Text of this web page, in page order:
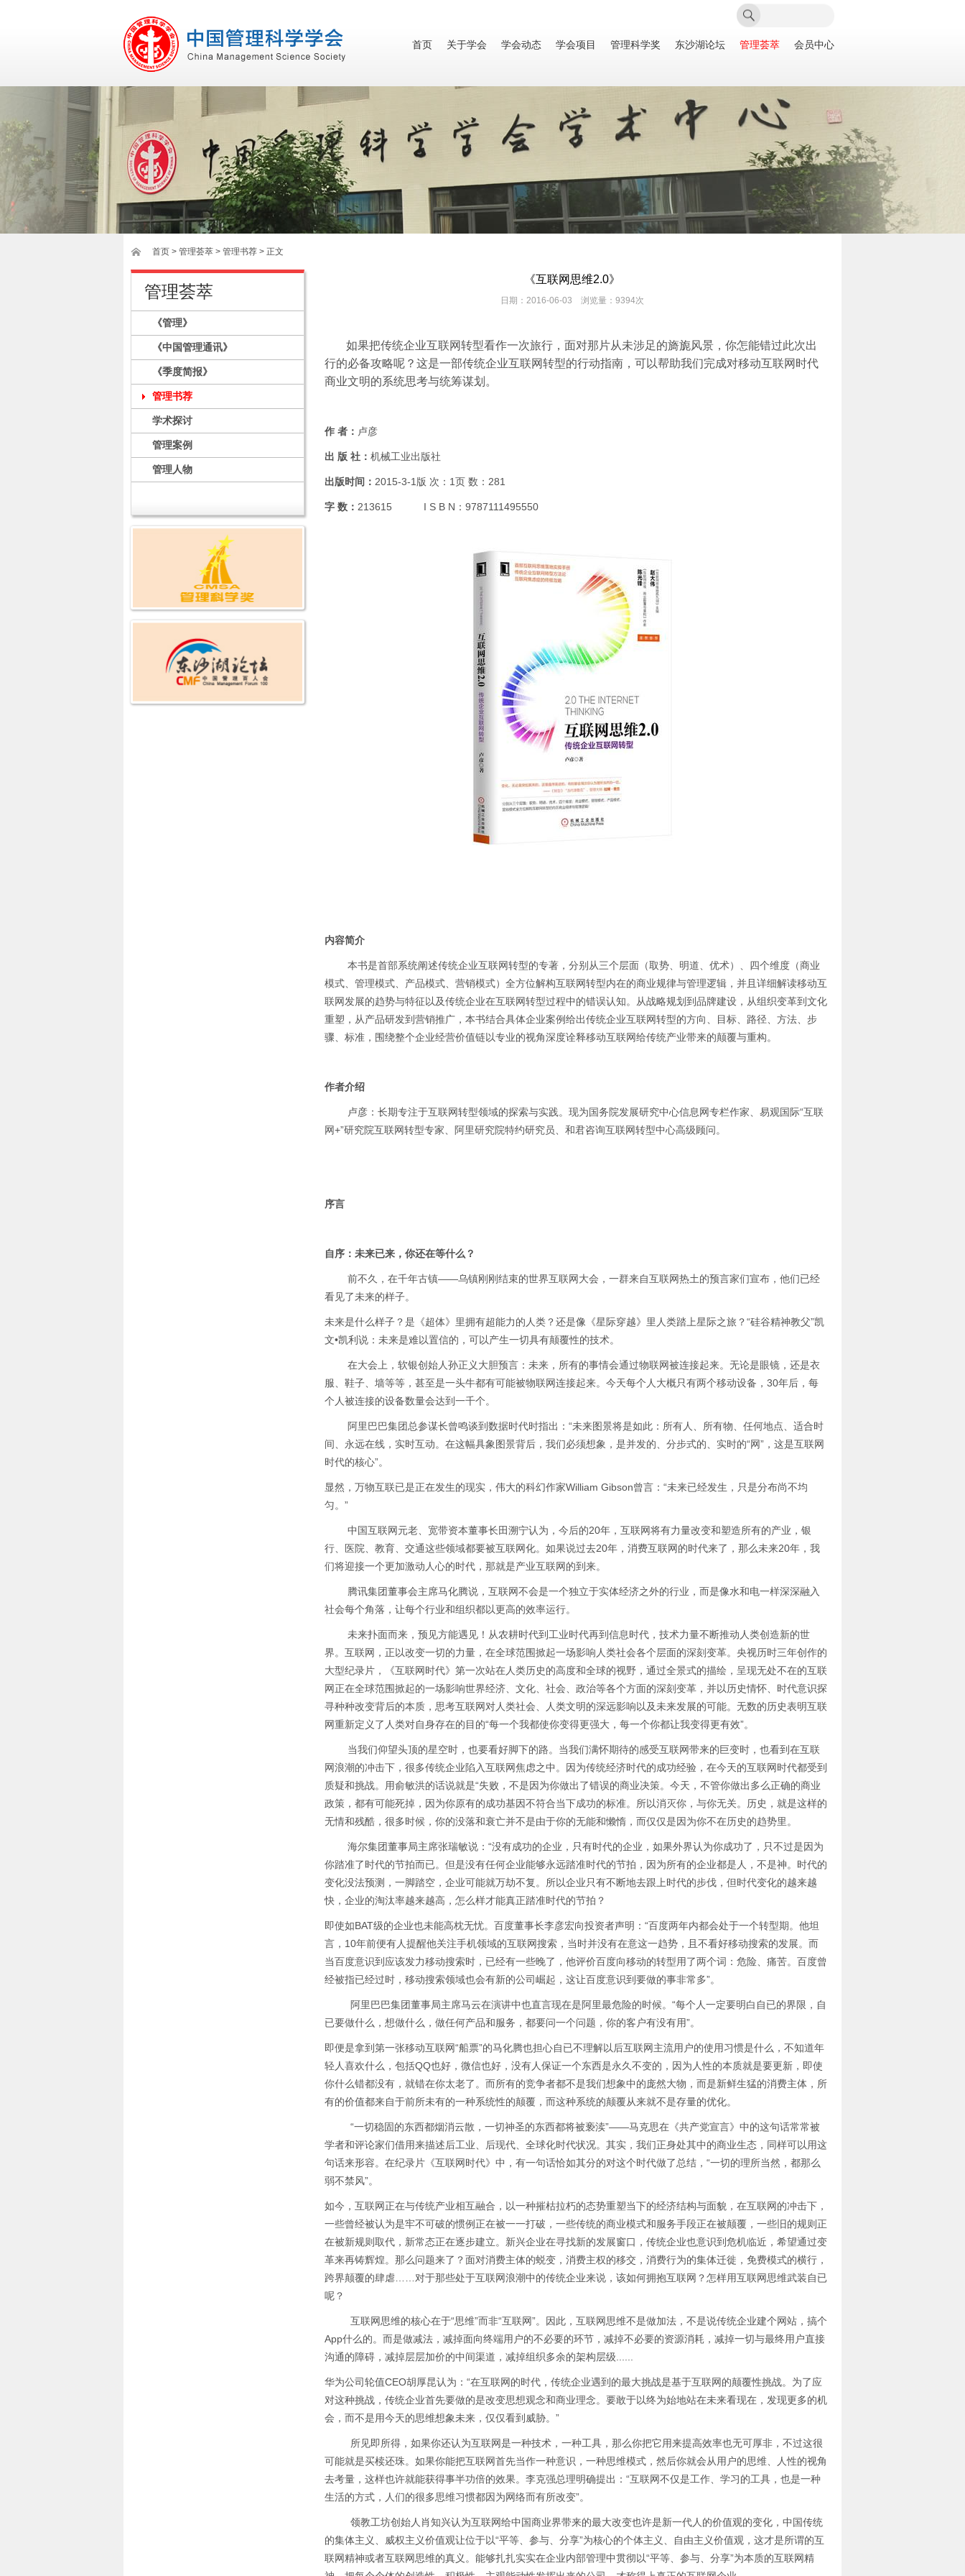
首页 关于学会 学会动态 学会项目 管理科学奖 东沙湖论坛 管理荟萃 会员中心
首页 > 管理荟萃 > 管理书荐 > 正文
管理荟萃
《管理》
《中国管理通讯》
《季度简报》
管理书荐
学术探讨
管理案例
管理人物
《互联网思维2.0》
日期：2016-06-03 浏览量：9394次
如果把传统企业互联网转型看作一次旅行，面对那片从未涉足的旖旎风景，你怎能错过此次出
行的必备攻略呢？这是一部传统企业互联网转型的行动指南，可以帮助我们完成对移动互联网时代
商业文明的系统思考与统筹谋划。
作 者： 卢彦
出 版 社： 机械工业出版社
出版时间： 2015-3-1版 次：1页 数：281
字 数： 213615 I S B N：9787111495550
内容简介
本书是首部系统阐述传统企业互联网转型的专著，分别从三个层面（取势、明道、优术）、四个维度（商业
模式、管理模式、产品模式、营销模式）全方位解构互联网转型内在的商业规律与管理逻辑，并且详细解读移动互
联网发展的趋势与特征以及传统企业在互联网转型过程中的错误认知。从战略规划到品牌建设，从组织变革到文化
重塑，从产品研发到营销推广，本书结合具体企业案例给出传统企业互联网转型的方向、目标、路径、方法、步
骤、标准，围绕整个企业经营价值链以专业的视角深度诠释移动互联网给传统产业带来的颠覆与重构。
作者介绍
卢彦：长期专注于互联网转型领域的探索与实践。现为国务院发展研究中心信息网专栏作家、易观国际“互联
网+”研究院互联网转型专家、阿里研究院特约研究员、和君咨询互联网转型中心高级顾问。
序言
自序：未来已来，你还在等什么？
前不久，在千年古镇——乌镇刚刚结束的世界互联网大会，一群来自互联网热土的预言家们宣布，他们已经
看见了未来的样子。
未来是什么样子？是《超体》里拥有超能力的人类？还是像《星际穿越》里人类踏上星际之旅？“硅谷精神教父”凯
文•凯利说：未来是难以置信的，可以产生一切具有颠覆性的技术。
在大会上，软银创始人孙正义大胆预言：未来，所有的事情会通过物联网被连接起来。无论是眼镜，还是衣
服、鞋子、墙等等，甚至是一头牛都有可能被物联网连接起来。今天每个人大概只有两个移动设备，30年后，每
个人被连接的设备数量会达到一千个。
阿里巴巴集团总参谋长曾鸣谈到数据时代时指出：“未来图景将是如此：所有人、所有物、任何地点、适合时
间、永远在线，实时互动。在这幅具象图景背后，我们必须想象，是并发的、分步式的、实时的“网”，这是互联网
时代的核心”。
显然，万物互联已是正在发生的现实，伟大的科幻作家William Gibson曾言：“未来已经发生，只是分布尚不均
匀。”
中国互联网元老、宽带资本董事长田溯宁认为，今后的20年，互联网将有力量改变和塑造所有的产业，银
行、医院、教育、交通这些领域都要被互联网化。如果说过去20年，消费互联网的时代来了，那么未来20年，我
们将迎接一个更加激动人心的时代，那就是产业互联网的到来。
腾讯集团董事会主席马化腾说，互联网不会是一个独立于实体经济之外的行业，而是像水和电一样深深融入
社会每个角落，让每个行业和组织都以更高的效率运行。
未来扑面而来，预见方能遇见！从农耕时代到工业时代再到信息时代，技术力量不断推动人类创造新的世
界。互联网，正以改变一切的力量，在全球范围掀起一场影响人类社会各个层面的深刻变革。央视历时三年创作的
大型纪录片，《互联网时代》第一次站在人类历史的高度和全球的视野，通过全景式的描绘，呈现无处不在的互联
网正在全球范围掀起的一场影响世界经济、文化、社会、政治等各个方面的深刻变革，并以历史情怀、时代意识探
寻种种改变背后的本质，思考互联网对人类社会、人类文明的深远影响以及未来发展的可能。无数的历史表明互联
网重新定义了人类对自身存在的目的“每一个我都使你变得更强大，每一个你都让我变得更有效”。
当我们仰望头顶的星空时，也要看好脚下的路。当我们满怀期待的感受互联网带来的巨变时，也看到在互联
网浪潮的冲击下，很多传统企业陷入互联网焦虑之中。因为传统经济时代的成功经验，在今天的互联网时代都受到
质疑和挑战。用俞敏洪的话说就是“失败，不是因为你做出了错误的商业决策。今天，不管你做出多么正确的商业
政策，都有可能死掉，因为你原有的成功基因不符合当下成功的标准。所以消灭你，与你无关。历史，就是这样的
无情和残酷，很多时候，你的没落和衰亡并不是由于你的无能和懒惰，而仅仅是因为你不在历史的趋势里。
海尔集团董事局主席张瑞敏说：“没有成功的企业，只有时代的企业，如果外界认为你成功了，只不过是因为
你踏准了时代的节拍而已。但是没有任何企业能够永远踏准时代的节拍，因为所有的企业都是人，不是神。时代的
变化没法预测，一脚踏空，企业可能就万劫不复。所以企业只有不断地去跟上时代的步伐，但时代变化的越来越
快，企业的淘汰率越来越高，怎么样才能真正踏准时代的节拍？
即使如BAT级的企业也未能高枕无忧。百度董事长李彦宏向投资者声明：“百度两年内都会处于一个转型期。他坦
言，10年前便有人提醒他关注手机领域的互联网搜索，当时并没有在意这一趋势，且不看好移动搜索的发展。而
当百度意识到应该发力移动搜索时，已经有一些晚了，他评价百度向移动的转型用了两个词：危险、痛苦。百度曾
经被指已经过时，移动搜索领域也会有新的公司崛起，这让百度意识到要做的事非常多”。
阿里巴巴集团董事局主席马云在演讲中也直言现在是阿里最危险的时候。“每个人一定要明白自已的界限，自
已要做什么，想做什么，做任何产品和服务，都要问一个问题，你的客户有没有用”。
即便是拿到第一张移动互联网“船票”的马化腾也担心自已不理解以后互联网主流用户的使用习惯是什么，不知道年
轻人喜欢什么，包括QQ也好，微信也好，没有人保证一个东西是永久不变的，因为人性的本质就是要更新，即使
你什么错都没有，就错在你太老了。而所有的竞争者都不是我们想象中的庞然大物，而是新鲜生猛的消费主体，所
有的价值都来自于前所未有的一种系统性的颠覆，而这种系统的颠覆从来就不是存量的优化。
“一切稳固的东西都烟消云散，一切神圣的东西都将被亵渎”——马克思在《共产党宣言》中的这句话常常被
学者和评论家们借用来描述后工业、后现代、全球化时代状况。其实，我们正身处其中的商业生态，同样可以用这
句话来形容。在纪录片《互联网时代》中，有一句话恰如其分的对这个时代做了总结，“一切的理所当然，都那么
弱不禁风”。
如今，互联网正在与传统产业相互融合，以一种摧枯拉朽的态势重塑当下的经济结构与面貌，在互联网的冲击下，
一些曾经被认为是牢不可破的惯例正在被一一打破，一些传统的商业模式和服务手段正在被颠覆，一些旧的规则正
在被新规则取代，新常态正在逐步建立。新兴企业在寻找新的发展窗口，传统企业也意识到危机临近，希望通过变
革来再铸辉煌。那么问题来了？面对消费主体的蜕变，消费主权的移交，消费行为的集体迁徙，免费模式的横行，
跨界颠覆的肆虐……对于那些处于互联网浪潮中的传统企业来说，该如何拥抱互联网？怎样用互联网思维武装自已
呢？
互联网思维的核心在于“思维”而非“互联网”。因此，互联网思维不是做加法，不是说传统企业建个网站，搞个
App什么的。而是做减法，减掉面向终端用户的不必要的环节，减掉不必要的资源消耗，减掉一切与最终用户直接
沟通的障碍，减掉层层加价的中间渠道，减掉组织多余的架构层级......
华为公司轮值CEO胡厚昆认为：“在互联网的时代，传统企业遇到的最大挑战是基于互联网的颠覆性挑战。为了应
对这种挑战，传统企业首先要做的是改变思想观念和商业理念。要敢于以终为始地站在未来看现在，发现更多的机
会，而不是用今天的思维想象未来，仅仅看到威胁。”
所见即所得，如果你还认为互联网是一种技术，一种工具，那么你把它用来提高效率也无可厚非，不过这很
可能就是买椟还珠。如果你能把互联网首先当作一种意识，一种思维模式，然后你就会从用户的思维、人性的视角
去考量，这样也许就能获得事半功倍的效果。李克强总理明确提出：“互联网不仅是工作、学习的工具，也是一种
生活的方式，人们的很多思维习惯都因为网络而有所改变”。
领教工坊创始人肖知兴认为互联网给中国商业界带来的最大改变也许是新一代人的价值观的变化，中国传统
的集体主义、威权主义价值观让位于以“平等、参与、分享”为核心的个体主义、自由主义价值观，这才是所谓的互
联网精神或者互联网思维的真义。能够扎扎实实在企业内部管理中贯彻以“平等、参与、分享”为本质的互联网精